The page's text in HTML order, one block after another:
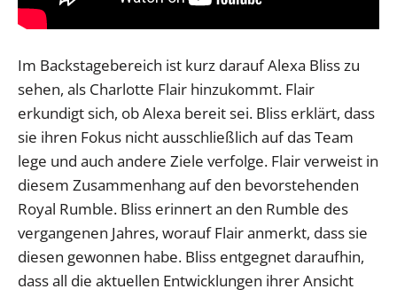
Im Backstagebereich ist kurz darauf Alexa Bliss zu
sehen, als Charlotte Flair hinzukommt. Flair
erkundigt sich, ob Alexa bereit sei. Bliss erklärt, dass
sie ihren Fokus nicht ausschließlich auf das Team
lege und auch andere Ziele verfolge. Flair verweist in
diesem Zusammenhang auf den bevorstehenden
Royal Rumble. Bliss erinnert an den Rumble des
vergangenen Jahres, worauf Flair anmerkt, dass sie
diesen gewonnen habe. Bliss entgegnet daraufhin,
dass all die aktuellen Entwicklungen ihrer Ansicht